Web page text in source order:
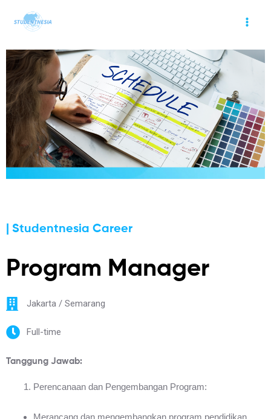
| Studentnesia Career
Program Manager
Jakarta / Semarang
Full-time
Tanggung Jawab:
Perencanaan dan Pengembangan Program:
Merancang dan mengembangkan program pendidikan